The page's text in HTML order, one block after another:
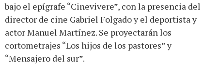
bajo el epígrafe “Cinevivere”, con la presencia del
director de cine Gabriel Folgado y el deportista y
actor Manuel Martínez. Se proyectarán los
cortometrajes “Los hijos de los pastores” y
“Mensajero del sur”.